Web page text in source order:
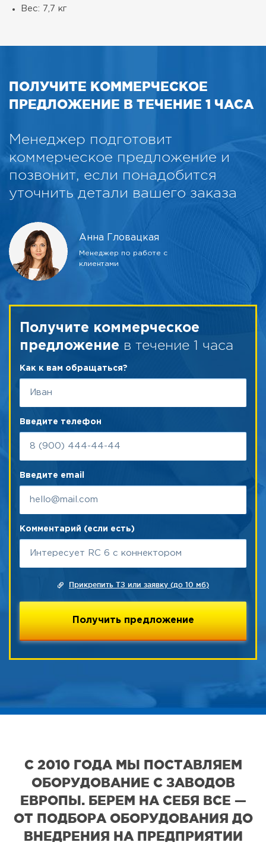
Вес: 7,7 кг
ПОЛУЧИТЕ КОММЕРЧЕСКОЕ
ПРЕДЛОЖЕНИЕ В ТЕЧЕНИЕ 1 ЧАСА
Менеджер подготовит
коммерческое предложение и
позвонит, если понадобится
уточнить детали вашего заказа
Анна Гловацкая
Менеджер по работе с
клиентами
Получите коммерческое
предложение в течение 1 часа
Как к вам обращаться?
Введите телефон
Введите email
Комментарий (если есть)
Прикрепить ТЗ или заявку (до 10 мб)
С 2010 ГОДА МЫ ПОСТАВЛЯЕМ
ОБОРУДОВАНИЕ С ЗАВОДОВ
ЕВРОПЫ. БЕРЕМ НА СЕБЯ ВСЕ —
ОТ ПОДБОРА ОБОРУДОВАНИЯ ДО
ВНЕДРЕНИЯ НА ПРЕДПРИЯТИИ